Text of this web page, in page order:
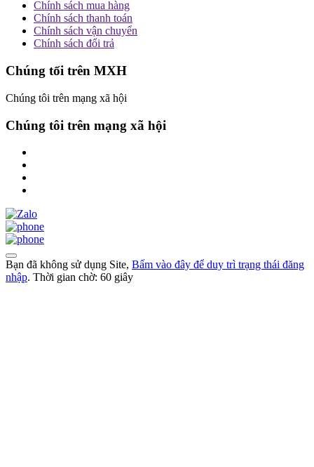
Chính sách mua hàng
Chính sách thanh toán
Chính sách vận chuyển
Chính sách đổi trả
Chúng tối trên MXH
Chúng tôi trên mạng xã hội
Chúng tôi trên mạng xã hội
Bạn đã không sử dụng Site, Bấm vào đây để duy trì trạng thái đăng
nhập. Thời gian chờ: 60 giây